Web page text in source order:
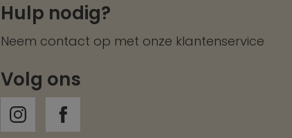
Hulp nodig?
Neem contact op met onze klantenservice
Volg ons